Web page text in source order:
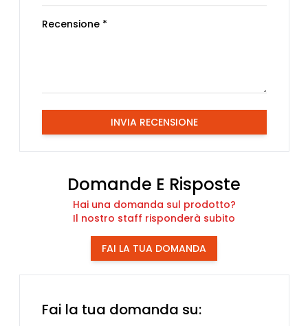
Recensione *
INVIA RECENSIONE
Domande E Risposte
Hai una domanda sul prodotto?
Il nostro staff risponderà subito
FAI LA TUA DOMANDA
Fai la tua domanda su: